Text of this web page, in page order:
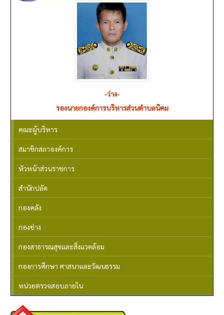
-ว่าง-
รองนายกองค์การบริหารส่วนตำบลนิคม
คณะผู้บริหาร
สมาชิกสภาองค์การ
หัวหน้าส่วนราชการ
สำนักปลัด
กองคลัง
กองช่าง
กองสาธารณสุขและสิ่งแวดล้อม
กองการศึกษา ศาสนาและวัฒนธรรม
หน่วยตรวจสอบภายใน